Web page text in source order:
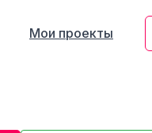
Мои проекты